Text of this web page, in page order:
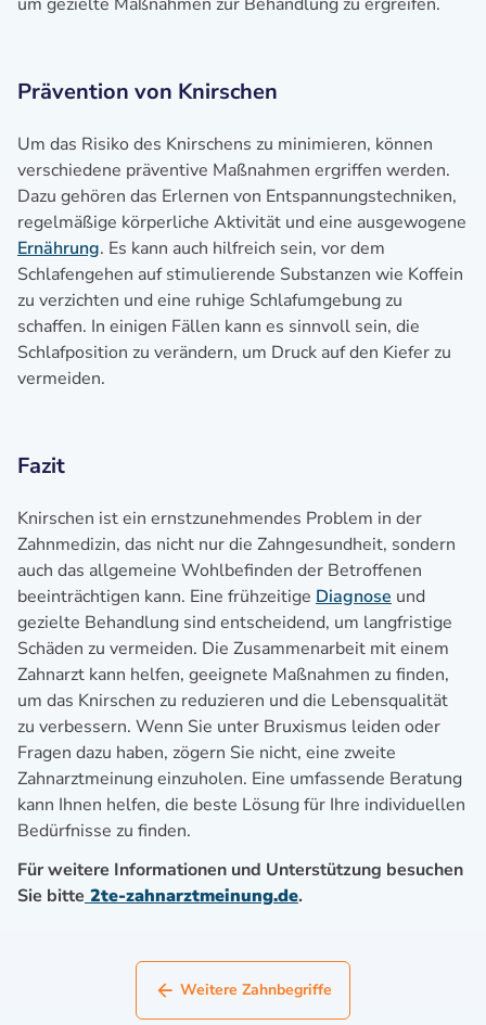
Prävention von Knirschen
Um das Risiko des Knirschens zu minimieren, können
verschiedene präventive Maßnahmen ergriffen werden.
Dazu gehören das Erlernen von Entspannungstechniken,
regelmäßige körperliche Aktivität und eine ausgewogene
Ernährung. Es kann auch hilfreich sein, vor dem
Schlafengehen auf stimulierende Substanzen wie Koffein
zu verzichten und eine ruhige Schlafumgebung zu
schaffen. In einigen Fällen kann es sinnvoll sein, die
Schlafposition zu verändern, um Druck auf den Kiefer zu
vermeiden.
Fazit
Knirschen ist ein ernstzunehmendes Problem in der
Zahnmedizin, das nicht nur die Zahngesundheit, sondern
auch das allgemeine Wohlbefinden der Betroffenen
beeinträchtigen kann. Eine frühzeitige Diagnose und
gezielte Behandlung sind entscheidend, um langfristige
Schäden zu vermeiden. Die Zusammenarbeit mit einem
Zahnarzt kann helfen, geeignete Maßnahmen zu finden,
um das Knirschen zu reduzieren und die Lebensqualität
zu verbessern. Wenn Sie unter Bruxismus leiden oder
Fragen dazu haben, zögern Sie nicht, eine zweite
Zahnarztmeinung einzuholen. Eine umfassende Beratung
kann Ihnen helfen, die beste Lösung für Ihre individuellen
Bedürfnisse zu finden.
Für weitere Informationen und Unterstützung besuchen
Sie bitte 2te-zahnarztmeinung.de.
Weitere Zahnbegriffe